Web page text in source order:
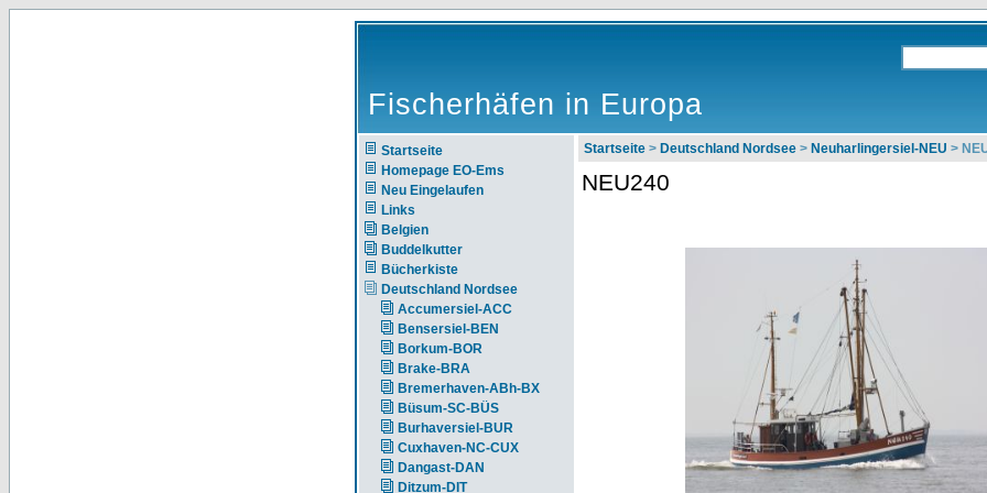
Fischerhäfen in Europa
Startseite
Homepage EO-Ems
Neu Eingelaufen
Links
Belgien
Buddelkutter
Bücherkiste
Deutschland Nordsee
Accumersiel-ACC
Bensersiel-BEN
Borkum-BOR
Brake-BRA
Bremerhaven-ABh-BX
Büsum-SC-BÜS
Burhaversiel-BUR
Cuxhaven-NC-CUX
Dangast-DAN
Ditzum-DIT
Startseite > Deutschland Nordsee > Neuharlingersiel-NEU >
NEU240